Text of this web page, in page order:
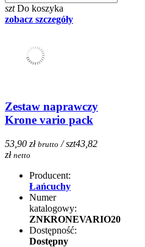
szt Do koszyka
zobacz szczegóły
Zestaw naprawczy
Krone vario pack
53,90 zł brutto / szt43,82
zł netto
Producent:
Łańcuchy
Numer
katalogowy:
ZNKRONEVARIO20
Dostępność:
Dostępny